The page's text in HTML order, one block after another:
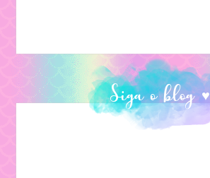
Siga o blog ♥